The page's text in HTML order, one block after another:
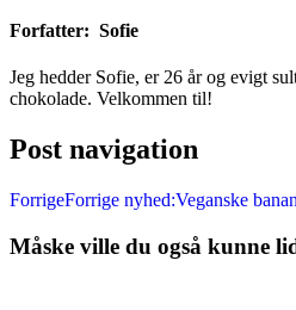
Forfatter: Sofie
Jeg hedder Sofie, er 26 år og evigt
chokolade. Velkommen til!
Post navigation
ForrigeForrige nyhed:Veganske
Måske ville du også kunne